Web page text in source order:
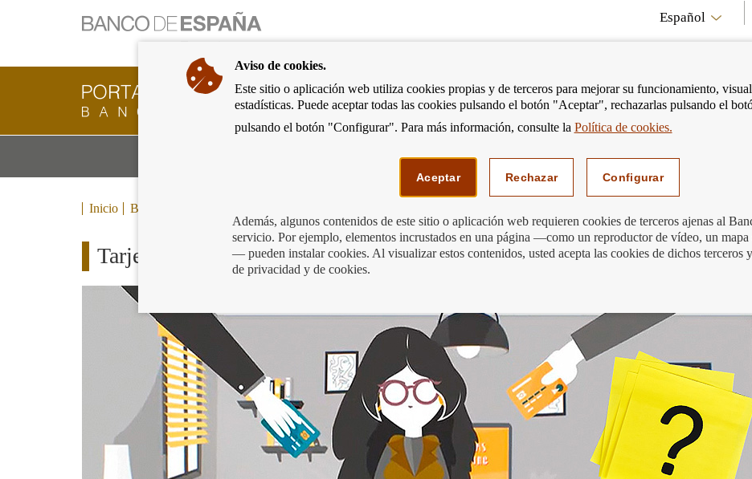
Ir
a
página
de
inicio
del
Español
Cliente
Bancario
Banco
ir
a
Podemos ayudarte Mostrar
menú
Inicio Blog
Tarjetas revolving: ayuda a Sara en su investigación
Aviso de cookies.
Este sitio o aplicación web utiliza cookies propias y de terceros para mejorar su funcionamiento,
estadísticas. Puede aceptar todas las cookies pulsando el botón "Aceptar", rechazarlas pulsando el
pulsando el botón "Configurar". Para más información, consulte la Política de cookies.
Aceptar Rechazar Configurar
Además, algunos contenidos de este sitio o aplicación web requieren cookies de terceros ajenas al
servicio. Por ejemplo, elementos incrustados en una página —como un reproductor de vídeo, un mapa
— pueden instalar cookies. Al visualizar estos contenidos, usted acepta las cookies de dichos terceros
de privacidad y de cookies.